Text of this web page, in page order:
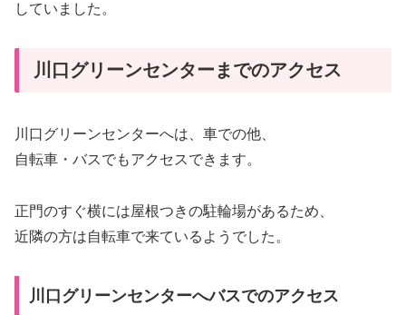
していました。
川口グリーンセンターまでのアクセス
川口グリーンセンターへは、車での他、
自転車・バスでもアクセスできます。
正門のすぐ横には屋根つきの駐輪場があるため、
近隣の方は自転車で来ているようでした。
川口グリーンセンターへバスでのアクセス